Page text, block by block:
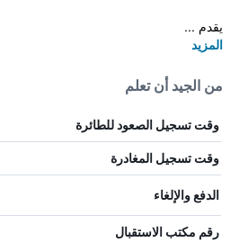
يقدم ...
المزيد
من الجيد أن تعلم
وقت تسجيل الصعود للطائرة
وقت تسجيل المغادرة
الدفع والإلغاء
رقم مكتب الاستقبال